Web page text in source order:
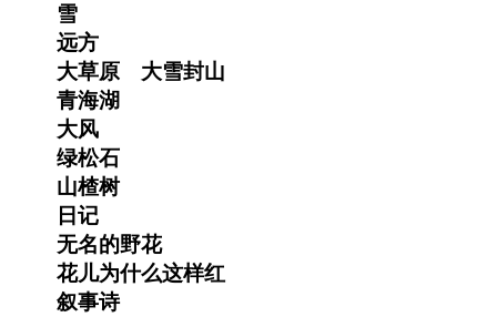
雪
远方
大草原 大雪封山
青海湖
大风
绿松石
山楂树
日记
无名的野花
花儿为什么这样红
叙事诗